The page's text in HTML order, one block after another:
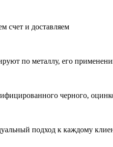
счет и доставляем
по металлу, его
черного,
подход к каждому